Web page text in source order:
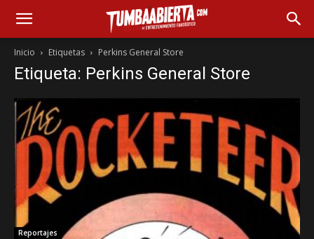
Inicio Etiquetas Perkins General Store
Etiqueta: Perkins General Store
Reportajes